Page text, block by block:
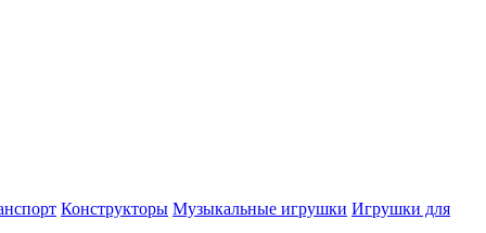
Конструкторы Музыкальные игрушки Игрушки для